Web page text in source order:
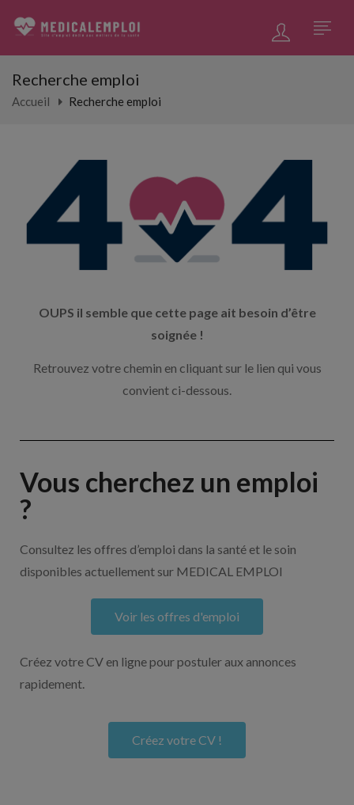
Recherche emploi
Accueil Recherche emploi
OUPS il semble que cette page ait besoin d’être
soignée !
Retrouvez votre chemin en cliquant sur le lien qui vous
convient ci-dessous.
Vous cherchez un emploi
?
Consultez les offres d’emploi dans la santé et le soin
disponibles actuellement sur MEDICAL EMPLOI
Voir les offres d'emploi
Créez votre CV en ligne pour postuler aux annonces
rapidement.
Créez votre CV !